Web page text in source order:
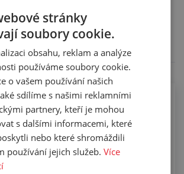
stránky
soubory cookie.
obsahu, reklam a analýze
používáme soubory cookie.
o vašem používání našich
sdílíme s našimi reklamními
partnery, kteří je mohou
s dalšími informacemi, které
nebo které shromáždili
používání jejich služeb.Více